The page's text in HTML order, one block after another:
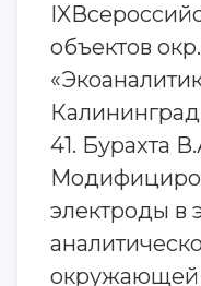
объектов
41. Бурахта
электроды в
окружающей